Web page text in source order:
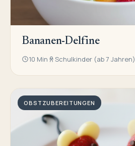
Bananen-Delfine
10 Min Schulkinder (ab 7 Jahren)
OBSTZUBEREITUNGEN